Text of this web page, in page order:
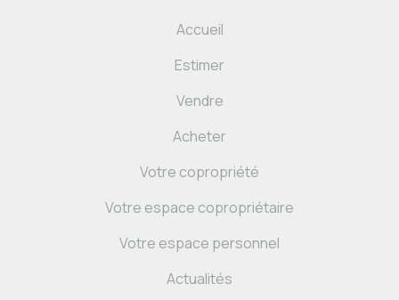
Accueil
Estimer
Vendre
Acheter
Votre copropriété
Votre espace copropriétaire
Votre espace personnel
Actualités